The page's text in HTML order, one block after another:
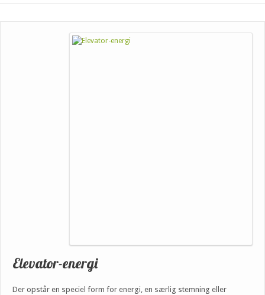
Elevator-energi
Der opstår en speciel form for energi, en særlig stemning eller